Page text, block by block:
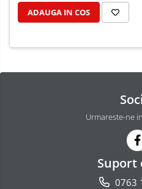
ADAUGA IN COS
Urmareste-ne
Suport
0763